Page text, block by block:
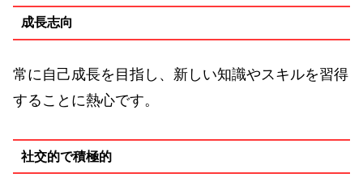
成長志向
常に自己成長を目指し、新しい知識やスキルを習得
することに熱心です。
社交的で積極的